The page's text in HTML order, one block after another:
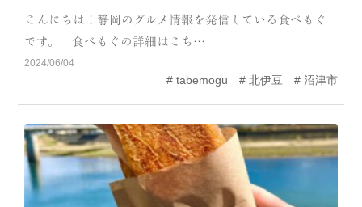
こんにちは！静岡のグルメ情報を発信している食べもぐ
です。 食べもぐの詳細はこち…
2024/06/04
tabemogu 北伊豆 沼津市